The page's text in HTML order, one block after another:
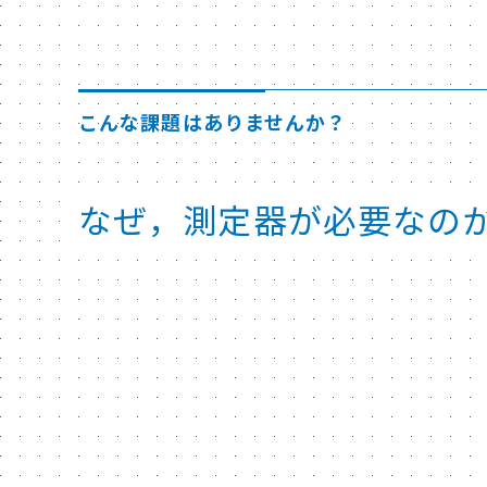
こんな課題はありませんか？
なぜ，測定器が必要なの